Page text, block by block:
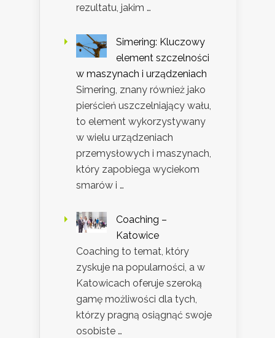
rezultatu, jakim …
Simering: Kluczowy
element szczelności
w maszynach i urządzeniach
Simering, znany również jako
pierścień uszczelniający wału,
to element wykorzystywany
w wielu urządzeniach
przemysłowych i maszynach,
który zapobiega wyciekom
smarów i …
Coaching –
Katowice
Coaching to temat, który
zyskuje na popularności, a w
Katowicach oferuje szeroką
gamę możliwości dla tych,
którzy pragną osiągnąć swoje
osobiste …